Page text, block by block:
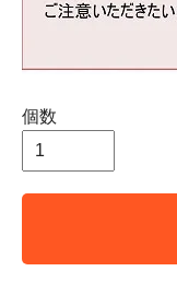
個数